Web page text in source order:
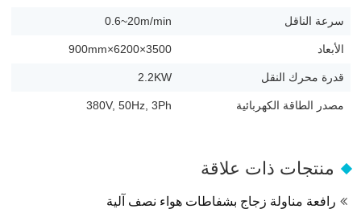
سرعة الناقل 0.6~20m/min
الأبعاد 3500×6200×900mm
قدرة محرك النقل 2.2KW
مصدر الطاقة الكهربائية 380V, 50Hz, 3Ph
منتجات ذات علاقة
رافعة مناولة زجاج بشفاطات هواء نصف آلية